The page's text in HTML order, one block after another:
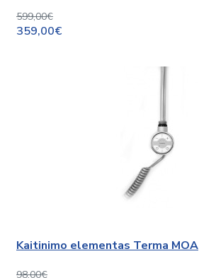
599,00€
359,00€
Kaitinimo elementas Terma MOA
98,00€